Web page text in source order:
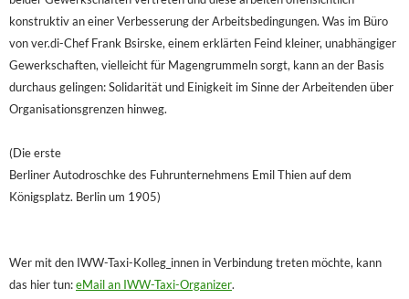
konstruktiv an einer Verbesserung der Arbeitsbedingungen. Was im Büro
von ver.di-Chef Frank Bsirske, einem erklärten Feind kleiner, unabhängiger
Gewerkschaften, vielleicht für Magengrummeln sorgt, kann an der Basis
durchaus gelingen: Solidarität und Einigkeit im Sinne der Arbeitenden über
Organisationsgrenzen hinweg.
(Die erste
Berliner Autodroschke des Fuhrunternehmens Emil Thien auf dem
Königsplatz. Berlin um 1905)
Wer mit den IWW-Taxi-Kolleg_innen in Verbindung treten möchte, kann
das hier tun:eMail an IWW-Taxi-Organizer.